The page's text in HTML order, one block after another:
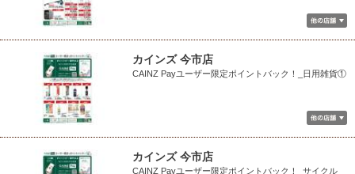
カインズ 今市店
CAINZ Payユーザー限定ポイントバック！_日用雑貨①
カインズ 今市店
CAINZ Payユーザー限定ポイントバック！_サイクル